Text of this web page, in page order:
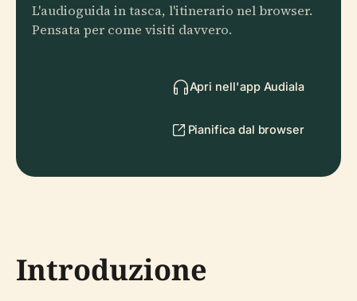
L'audioguida in tasca, l'itinerario nel browser.
Pensata per come visiti davvero.
Apri nell'app Audiala
Pianifica dal browser
Introduzione